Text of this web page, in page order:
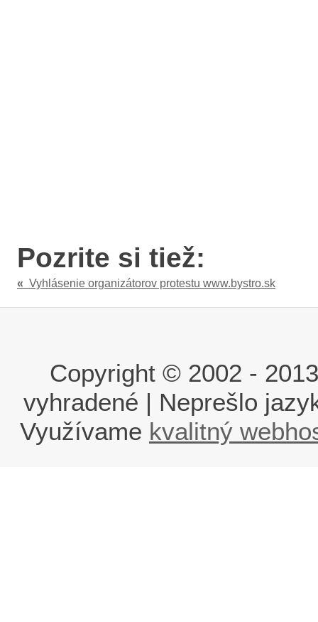
Pozrite si tiež:
« Vyhlásenie organizátorov protestu www.bystro.sk
Copyright © 2002 -
vyhradené | Neprešlo
Využívame kvalitný